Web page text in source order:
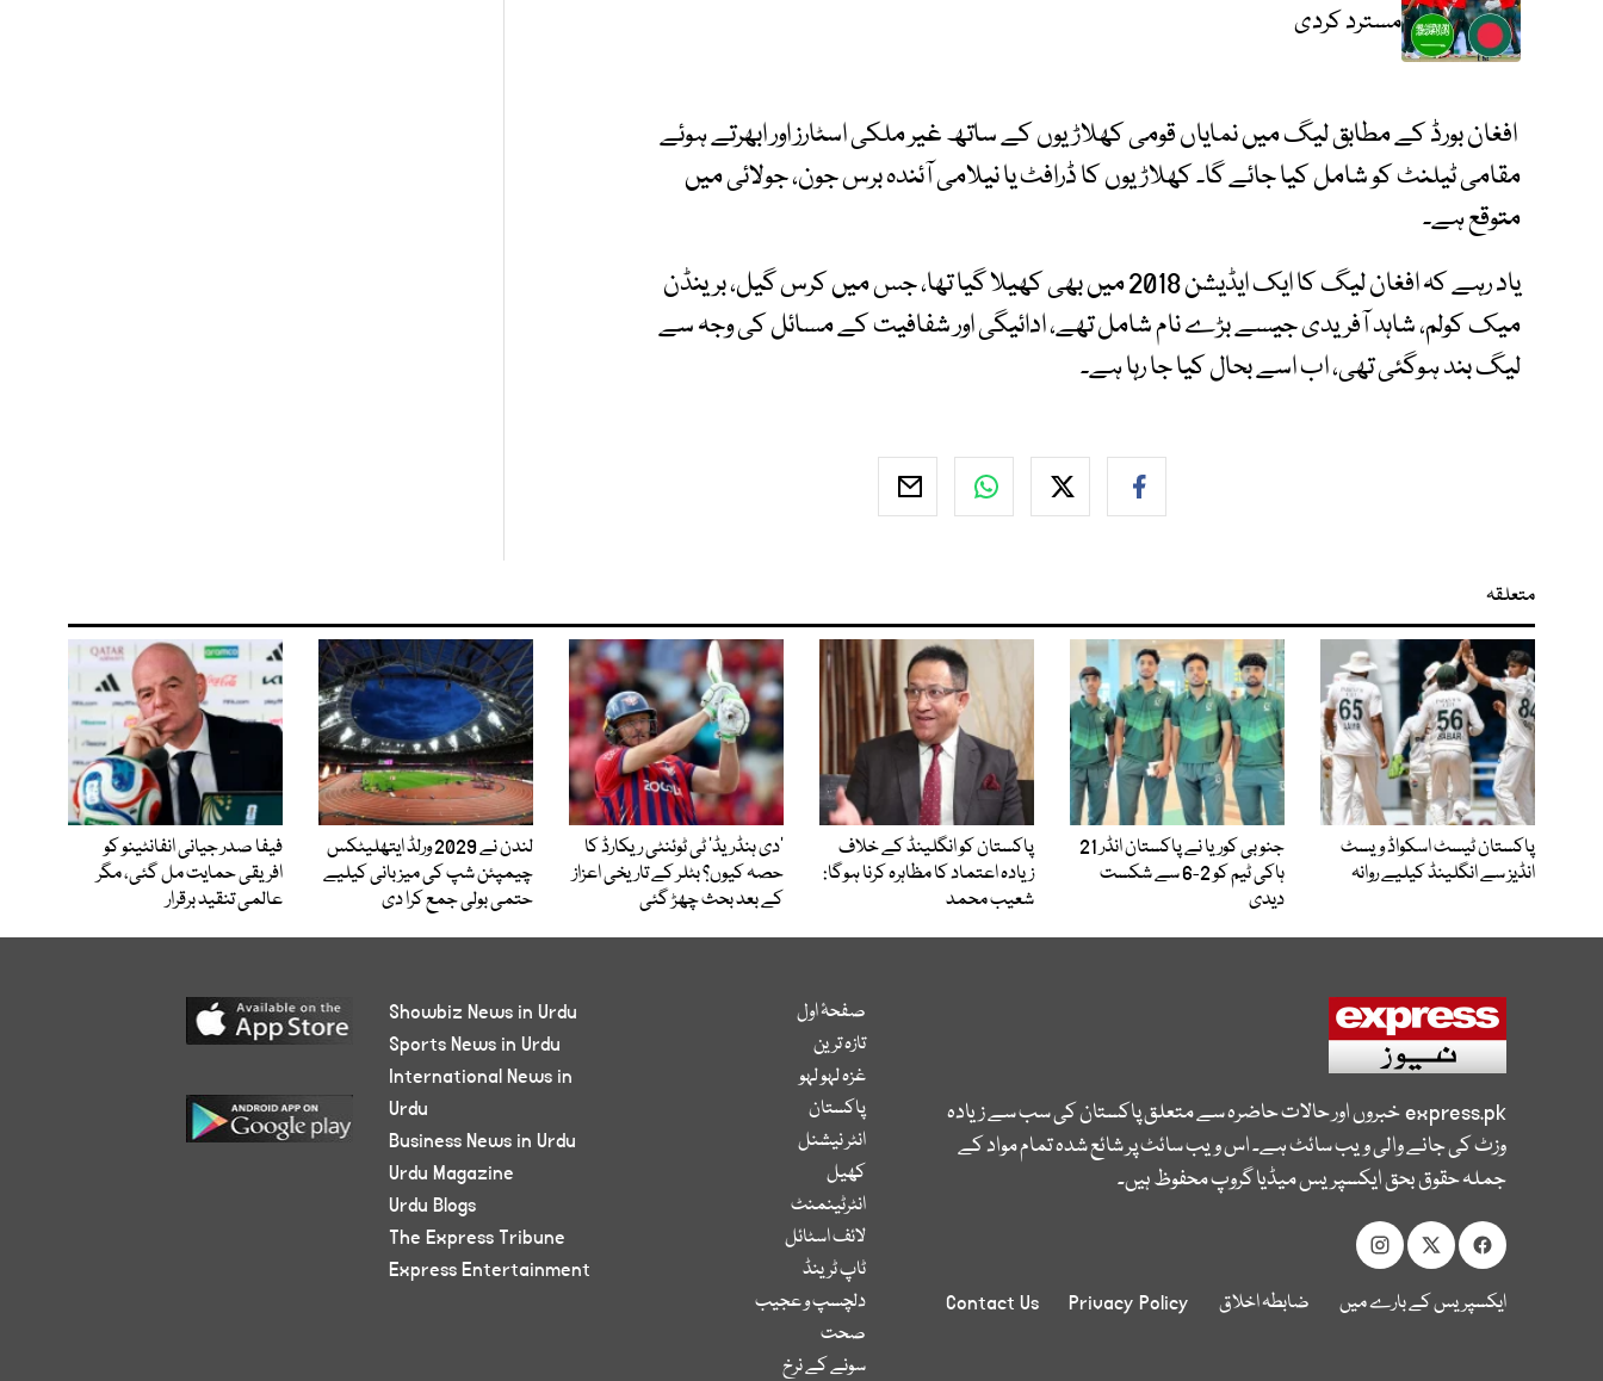
مسترد کردی
افغان بورڈ کے مطابق لیگ میں نمایاں قومی کھلاڑیوں کے ساتھ غیر ملکی اسٹارز اور ابھرتے ہوئے
مقامی ٹیلنٹ کو شامل کیا جائے گا۔ کھلاڑیوں کا ڈرافٹ یا نیلامی آئندہ برس جون، جولائی میں
متوقع ہے۔
یاد رہے کہ افغان لیگ کا ایک ایڈیشن 2018 میں بھی کھیلا گیا تھا، جس میں کرس گیل، برینڈن
میک کولم، شاہد آفریدی جیسے بڑے نام شامل تھے، ادائیگی اور شفافیت کے مسائل کی وجہ سے
لیگ بند ہوگئی تھی، اب اسے بحال کیا جا رہا ہے۔
متعلقہ
پاکستان ٹیسٹ اسکواڈ ویسٹ
انڈیز سے انگلینڈ کیلیے روانہ
جنوبی کوریا نے پاکستان انڈر 21
ہاکی ٹیم کو 2-6 سے شکست
دیدی
پاکستان کو انگلینڈ کے خلاف
زیادہ اعتماد کا مظاہرہ کرنا ہوگا:
شعیب محمد
’دی ہنڈریڈ‘ ٹی ٹوئنٹی ریکارڈ کا
حصہ کیوں؟ بٹلر کے تاریخی اعزاز
کے بعد بحث چھڑ گئی
لندن نے 2029 ورلڈ ایتھلیٹکس
چیمپئن شپ کی میزبانی کیلیے
حتمی بولی جمع کرا دی
فیفا صدر جیانی انفانٹینو کو
افریقی حمایت مل گئی، مگر
عالمی تنقید برقرار
express.pkخبروں اور حالات حاضرہ سے متعلق پاکستان کی سب سے زیادہ
وزٹ کی جانے والی ویب سائٹ ہے۔ اس ویب سائٹ پر شائع شدہ تمام مواد کے
جملہ حقوق بحق ایکسپریس میڈیا گروپ محفوظ ہیں۔
ایکسپریس کے بارے میں ضابطہ اخلاق Privacy Policy
Contact Us
صفحۂ اول
تازہ ترین
غزہ لہو لہو
پاکستان
انٹر نیشنل
کھیل
انٹرٹینمنٹ
لائف اسٹائل
ٹاپ ٹرینڈ
دلچسپ و عجیب
صحت
سونے کے نرخ
Showbiz News in Urdu
Sports News in Urdu
International News in
Urdu
Business News in Urdu
Urdu Magazine
Urdu Blogs
The Express Tribune
Express Entertainment